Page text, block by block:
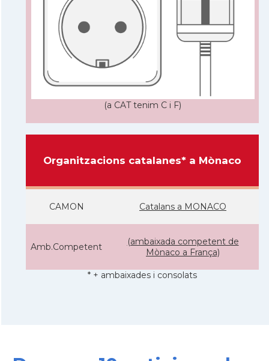
(a CAT tenim C i F)
Organitzacions catalanes* a Mònaco
CAMON Catalans a MONACO
Amb.Competent
(ambaixada competent de
Mònaco a França)
* + ambaixades i consolats